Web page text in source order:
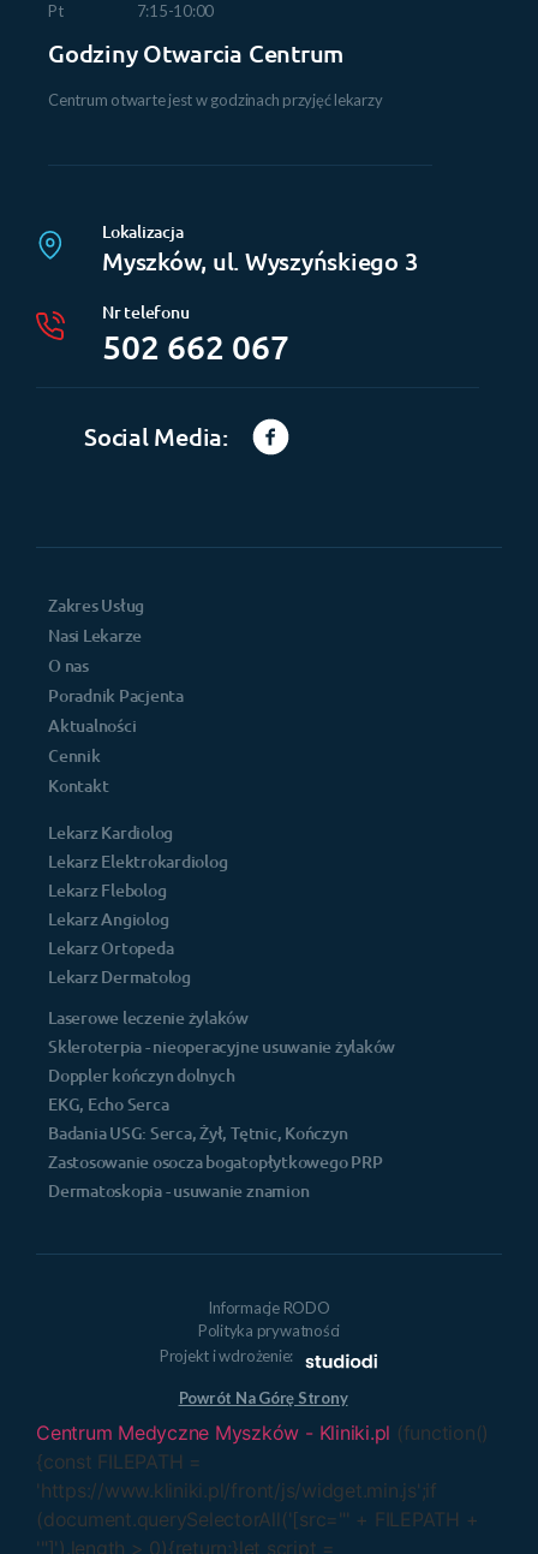
Pt
7:15-10:00
Godziny Otwarcia Centrum
Centrum otwarte jest w godzinach przyjęć lekarzy
Lokalizacja
Myszków, ul. Wyszyńskiego 3
Nr telefonu
502 662 067
Social Media:
Zakres Usług
Nasi Lekarze
O nas
Poradnik Pacjenta
Aktualności
Cennik
Kontakt
Lekarz Kardiolog
Lekarz Elektrokardiolog
Lekarz Flebolog
Lekarz Angiolog
Lekarz Ortopeda
Lekarz Dermatolog
Laserowe leczenie żylaków
Skleroterpia - nieoperacyjne usuwanie żylaków
Doppler kończyn dolnych
EKG, Echo Serca
Badania USG: Serca, Żył, Tętnic, Kończyn
Zastosowanie osocza bogatopłytkowego PRP
Dermatoskopia - usuwanie znamion
Informacje RODO
Polityka prywatności
Projekt i wdrożenie:
Powrót Na Górę Strony
Centrum Medyczne Myszków - Kliniki.pl (function()
{const FILEPATH =
'https://www.kliniki.pl/front/js/widget.min.js';if
(document.querySelectorAll('[src="' + FILEPATH +
'"]').length > 0){return;}let script =